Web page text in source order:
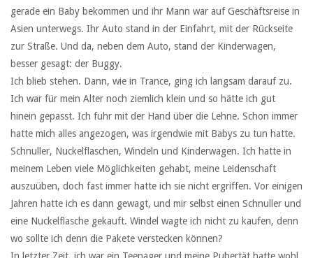
gerade ein Baby bekommen und ihr Mann war auf Geschäftsreise in
Asien unterwegs. Ihr Auto stand in der Einfahrt, mit der Rückseite
zur Straße. Und da, neben dem Auto, stand der Kinderwagen,
besser gesagt: der Buggy.
Ich blieb stehen. Dann, wie in Trance, ging ich langsam darauf zu.
Ich war für mein Alter noch ziemlich klein und so hätte ich gut
hinein gepasst. Ich fuhr mit der Hand über die Lehne. Schon immer
hatte mich alles angezogen, was irgendwie mit Babys zu tun hatte.
Schnuller, Nuckelflaschen, Windeln und Kinderwagen. Ich hatte in
meinem Leben viele Möglichkeiten gehabt, meine Leidenschaft
auszuüben, doch fast immer hatte ich sie nicht ergriffen. Vor einigen
Jahren hatte ich es dann gewagt, und mir selbst einen Schnuller und
eine Nuckelflasche gekauft. Windel wagte ich nicht zu kaufen, denn
wo sollte ich denn die Pakete verstecken können?
In letzter Zeit, ich war ein Teenager und meine Pubertät hatte wohl